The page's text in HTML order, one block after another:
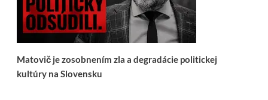
Matovič je zosobnením zla a degradácie politickej
kultúry na Slovensku